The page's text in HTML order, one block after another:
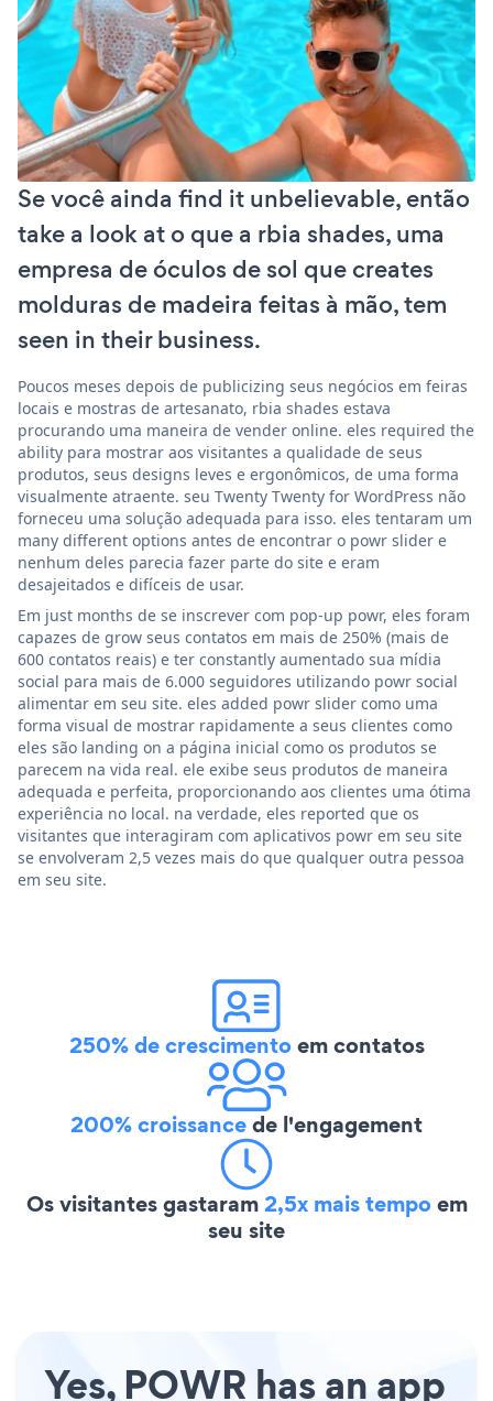
Se você ainda find it unbelievable, então
take a look at o que a rbia shades, uma
empresa de óculos de sol que creates
molduras de madeira feitas à mão, tem
seen in their business.
Poucos meses depois de publicizing seus negócios em feiras
locais e mostras de artesanato, rbia shades estava
procurando uma maneira de vender online. eles required the
ability para mostrar aos visitantes a qualidade de seus
produtos, seus designs leves e ergonômicos, de uma forma
visualmente atraente. seu Twenty Twenty for WordPress não
forneceu uma solução adequada para isso. eles tentaram um
many different options antes de encontrar o powr slider e
nenhum deles parecia fazer parte do site e eram
desajeitados e difíceis de usar.
Em just months de se inscrever com pop-up powr, eles foram
capazes de grow seus contatos em mais de 250% (mais de
600 contatos reais) e ter constantly aumentado sua mídia
social para mais de 6.000 seguidores utilizando powr social
alimentar em seu site. eles added powr slider como uma
forma visual de mostrar rapidamente a seus clientes como
eles são landing on a página inicial como os produtos se
parecem na vida real. ele exibe seus produtos de maneira
adequada e perfeita, proporcionando aos clientes uma ótima
experiência no local. na verdade, eles reported que os
visitantes que interagiram com aplicativos powr em seu site
se envolveram 2,5 vezes mais do que qualquer outra pessoa
em seu site.
250% de crescimentoem contatos
200% croissancede l'engagement
Os visitantes gastaram2,5x mais tempoem
seu site
Yes, POWR has an app